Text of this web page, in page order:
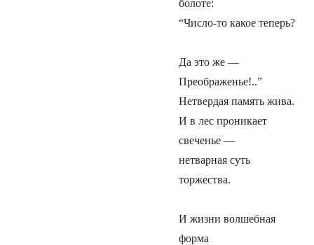
болоте:
“Число-то какое теперь?
Да это же —
Преображенье!..”
Нетвердая память жива.
И в лес проникает
свеченье —
нетварная суть
торжества.
И жизни волшебная
форма